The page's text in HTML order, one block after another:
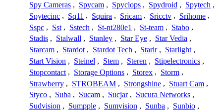
Spy Cameras , Spycam , Spyclops , Spydroid , Spytech ,
Spytecinc , Sq11 , Squira , Sricam , Sricctv , Srihome ,
Sspc , Sst , Sstech , St-nt280e1 , St-team , Stabo ,
Stadis , Stalwall , Stanley , Star Eye , Star Vedia ,
Starcam , Stardot , Stardot Tech , Starir , Starlight ,
Start Vision , Steinel , Stem , Steren , Stipelectronics ,
Stopcontact , Storage Options , Storex , Storm ,
Strawberry , STROBEAM , Strongshine , Stuart Cam ,
Styco , Suba , Sucam , Sucjar , Sucura Networks ,
Sudvision , Sumpple , Sumvision , Sunba , Sunbio ,